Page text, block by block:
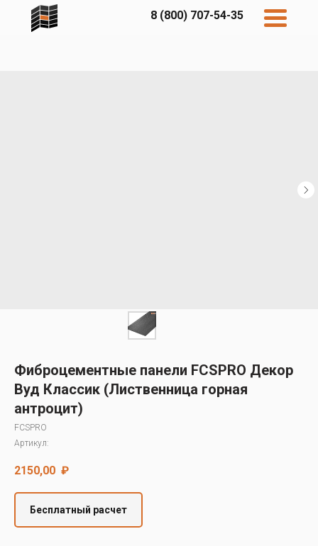
8 (800) 707-54-35
Фиброцементные панели FCSPRO Декор
Вуд Классик (Лиственница горная
антроцит)
FCSPRO
Артикул:
2150,00 ₽
Бесплатный расчет